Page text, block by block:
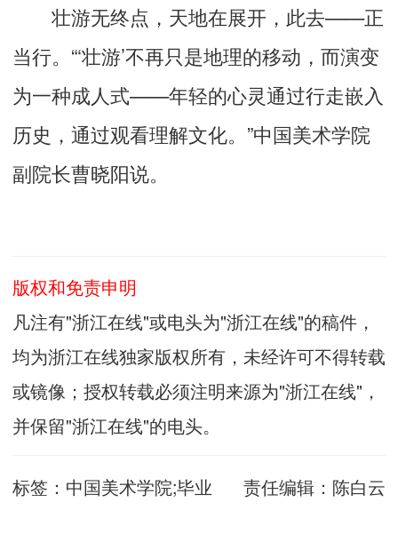
壮游无终点，天地在展开，此去——正
当行。“‘壮游’不再只是地理的移动，而演变
为一种成人式——年轻的心灵通过行走嵌入
历史，通过观看理解文化。”中国美术学院
副院长曹晓阳说。
版权和免责申明
凡注有"浙江在线"或电头为"浙江在线"的稿件，
均为浙江在线独家版权所有，未经许可不得转载
或镜像；授权转载必须注明来源为"浙江在线"，
并保留"浙江在线"的电头。
标签： 中国美术学院;毕业 责任编辑： 陈白云